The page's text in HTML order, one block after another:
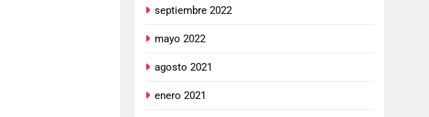
septiembre 2022
mayo 2022
agosto 2021
enero 2021